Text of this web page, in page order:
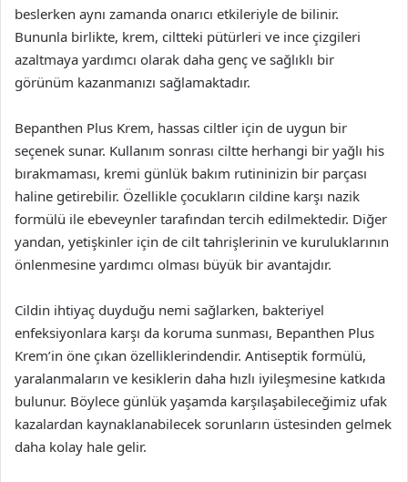
beslerken aynı zamanda onarıcı etkileriyle de bilinir.
Bununla birlikte, krem, ciltteki pütürleri ve ince çizgileri
azaltmaya yardımcı olarak daha genç ve sağlıklı bir
görünüm kazanmanızı sağlamaktadır.
Bepanthen Plus Krem, hassas ciltler için de uygun bir
seçenek sunar. Kullanım sonrası ciltte herhangi bir yağlı his
bırakmaması, kremi günlük bakım rutininizin bir parçası
haline getirebilir. Özellikle çocukların cildine karşı nazik
formülü ile ebeveynler tarafından tercih edilmektedir. Diğer
yandan, yetişkinler için de cilt tahrişlerinin ve kuruluklarının
önlenmesine yardımcı olması büyük bir avantajdır.
Cildin ihtiyaç duyduğu nemi sağlarken, bakteriyel
enfeksiyonlara karşı da koruma sunması, Bepanthen Plus
Krem’in öne çıkan özelliklerindendir. Antiseptik formülü,
yaralanmaların ve kesiklerin daha hızlı iyileşmesine katkıda
bulunur. Böylece günlük yaşamda karşılaşabileceğimiz ufak
kazalardan kaynaklanabilecek sorunların üstesinden gelmek
daha kolay hale gelir.